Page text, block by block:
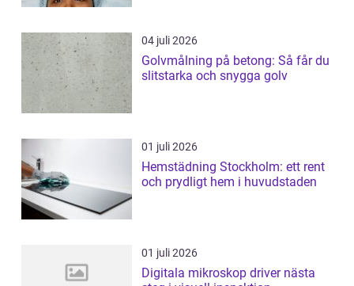
04 juli 2026
Golvmålning på betong: Så får du
slitstarka och snygga golv
01 juli 2026
Hemstädning Stockholm: ett rent
och prydligt hem i huvudstaden
01 juli 2026
Digitala mikroskop driver nästa